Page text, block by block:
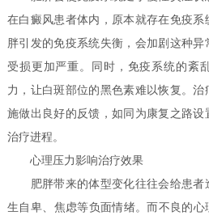
在白癜风患者体内，原本就存在免疫
胖引发的免疫系统失衡，会加剧这种
受损更加严重。同时，免疫系统的紊
力，让白斑部位的黑色素难以恢复。
施做出良好的反馈，如同为康复之路
治疗进程。
心理压力影响治疗效果
肥胖带来的体型变化往往会给患者
生自卑、焦虑等负面情绪。而不良的